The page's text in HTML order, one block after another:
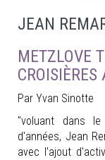
JEAN
METZLOVE
Par Yvan Sinotte
"voluant dans
d'années, Jean
avec l'ajout